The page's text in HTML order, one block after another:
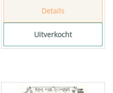
Details
Uitverkocht